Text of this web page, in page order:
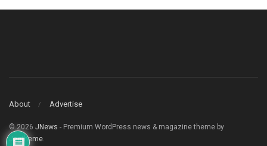
About Advertise
© 2026 JNews - Premium WordPress news & magazine theme by
Jegtheme.